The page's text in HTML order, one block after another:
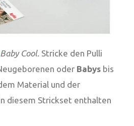
Baby Cool. Stricke den Pulli
oder Babys bis
Material und der
diesem Strickset enthalten